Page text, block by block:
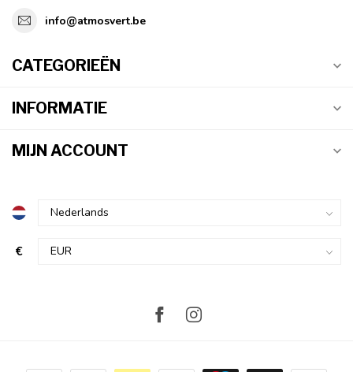
info@atmosvert.be
CATEGORIEËN
INFORMATIE
MIJN ACCOUNT
€